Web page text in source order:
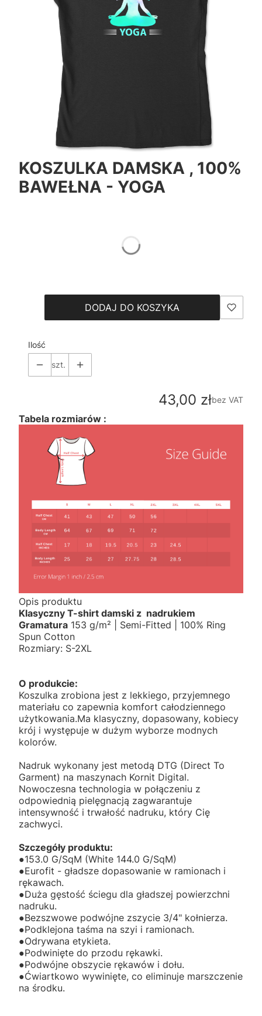
KOSZULKA DAMSKA , 100%
BAWEŁNA - YOGA
DODAJ DO KOSZYKA
Ilość
szt.
Cena
43,00 złbez VAT
Tabela rozmiarów :
Opis produktu
Klasyczny T-shirt damski z nadrukiem
Gramatura 153 g/m² | Semi-Fitted | 100% Ring
Spun Cotton
Rozmiary: S-2XL
O produkcie:
Koszulka zrobiona jest z lekkiego, przyjemnego
materiału co zapewnia komfort całodziennego
użytkowania.Ma klasyczny, dopasowany, kobiecy
krój i występuje w dużym wyborze modnych
kolorów.
Nadruk wykonany jest metodą DTG (Direct To
Garment) na maszynach Kornit Digital.
Nowoczesna technologia w połączeniu z
odpowiednią pielęgnacją zagwarantuje
intensywność i trwałość nadruku, który Cię
zachwyci.
Szczegóły produktu:
●153.0 G/SqM (White 144.0 G/SqM)
●Eurofit - gładsze dopasowanie w ramionach i
rękawach.
●Duża gęstość ściegu dla gładszej powierzchni
nadruku.
●Bezszwowe podwójne zszycie 3/4" kołnierza.
●Podklejona taśma na szyi i ramionach.
●Odrywana etykieta.
●Podwinięte do przodu rękawki.
●Podwójne obszycie rękawów i dołu.
●Ćwiartkowo wywinięte, co eliminuje marszczenie
na środku.